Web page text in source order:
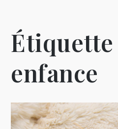
Étiquette
enfance